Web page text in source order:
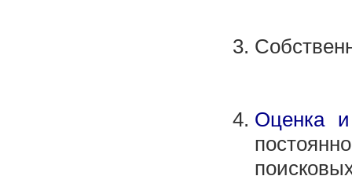
Оценка и